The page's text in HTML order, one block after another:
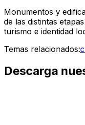
Monumentos y
de las distintas
turismo e identidad
Temas relacionados:
Descarga